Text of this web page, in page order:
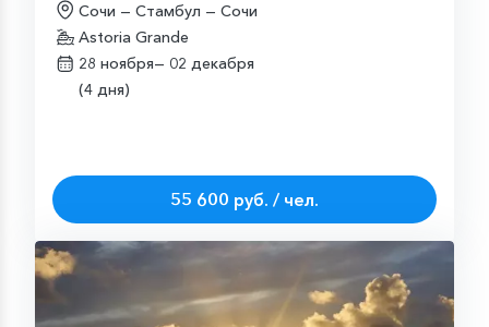
Сочи — Стамбул — Сочи
Astoria Grande
28 ноября— 02 декабря
(4 дня)
55 600 руб. / чел.